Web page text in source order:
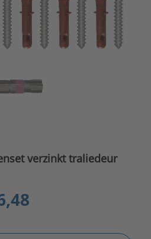
verzinkt traliedeur